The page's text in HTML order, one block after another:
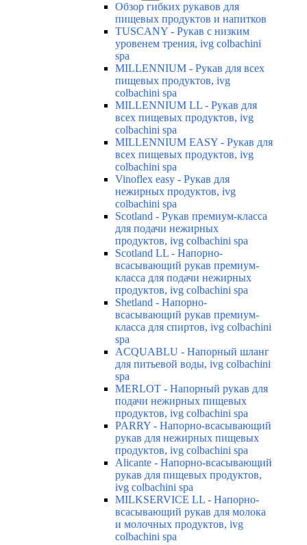
Обзор гибких рукавов для
пищевых продуктов и напитков
TUSCANY - Рукав с низким
уровенем трения, ivg colbachini
spa
MILLENNIUM - Рукав для всех
пищевых продуктов, ivg
colbachini spa
MILLENNIUM LL - Рукав для
всех пищевых продуктов, ivg
colbachini spa
MILLENNIUM EASY - Рукав для
всех пищевых продуктов, ivg
colbachini spa
Vinoflex easy - Рукав для
нежирных продуктов, ivg
colbachini spa
Scotland - Рукав премиум-класса
для подачи нежирных
продуктов, ivg colbachini spa
Scotland LL - Напорно-
всасывающий рукав премиум-
класса для подачи нежирных
продуктов, ivg colbachini spa
Shetland - Напорно-
всасывающий рукав премиум-
класса для спиртов, ivg colbachini
spa
ACQUABLU - Напорный шланг
для питьевой воды, ivg colbachini
spa
MERLOT - Напорный рукав для
подачи нежирных пищевых
продуктов, ivg colbachini spa
PARRY - Напорно-всасывающий
рукав для нежирных пищевых
продуктов, ivg colbachini spa
Alicante - Напорно-всасывающий
рукав для пищевых продуктов,
ivg colbachini spa
MILKSERVICE LL - Напорно-
всасывающий рукав для молока
и молочных продуктов, ivg
colbachini spa